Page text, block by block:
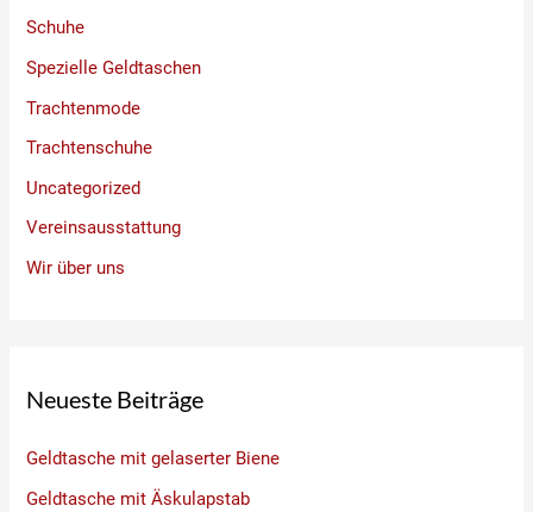
Schuhe
Spezielle Geldtaschen
Trachtenmode
Trachtenschuhe
Uncategorized
Vereinsausstattung
Wir über uns
Neueste Beiträge
Geldtasche mit gelaserter Biene
Geldtasche mit Äskulapstab